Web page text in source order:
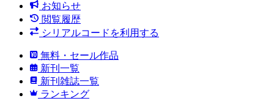
お知らせ
閲覧履歴
シリアルコードを利用する
無料・セール作品
新刊一覧
新刊雑誌一覧
ランキング